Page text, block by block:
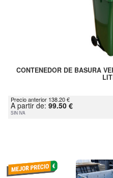
CONTENEDOR DE BASURA
Precio anterior 138.20 €
A partir de: 99.50 €
SIN IVA